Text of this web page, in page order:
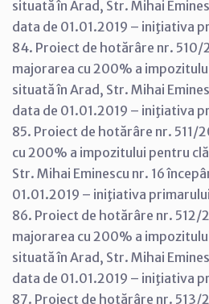
situată în Arad, Str. Mihai
data de 01.01.2019 – iniţiativa
84. Proiect de hotărâre nr. 510/
majorarea cu 200% a
situată în Arad, Str. Mihai
data de 01.01.2019 – iniţiativa
85. Proiect de hotărâre nr. 511/
cu 200% a impozitului pentru
Str. Mihai Eminescu nr. 16
01.01.2019 – iniţiativa primarului
86. Proiect de hotărâre nr. 512/
majorarea cu 200% a
situată în Arad, Str. Mihai
data de 01.01.2019 – iniţiativa
87. Proiect de hotărâre nr. 513/